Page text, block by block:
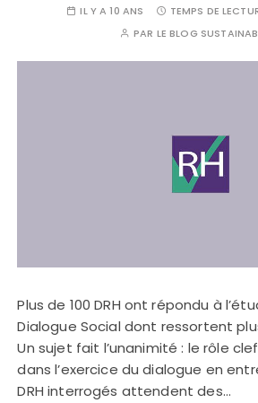
IL Y A 10 ANS TEMPS DE
PAR LE BLOG
Plus de 100 DRH ont répondu à
Dialogue Social dont ressortent
Un sujet fait l’unanimité : le rôle
dans l’exercice du dialogue en
DRH interrogés attendent des…